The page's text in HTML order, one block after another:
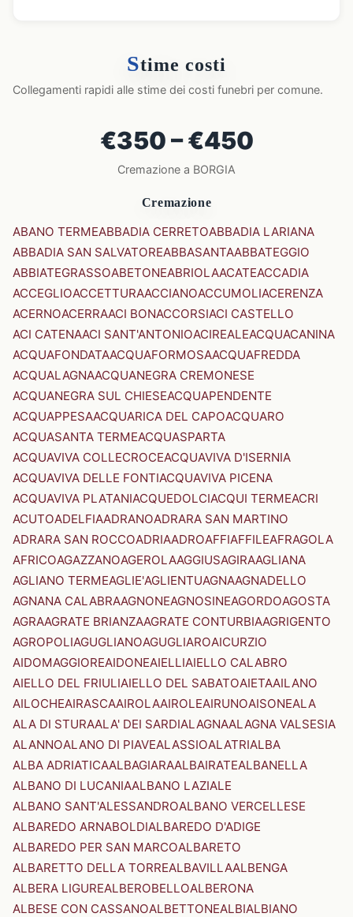
Stime costi
Collegamenti rapidi alle stime dei costi funebri per comune.
€350 – €450
Cremazione a BORGIA
Cremazione
ABANO TERMEABBADIA CERRETOABBADIA LARIANA
ABBADIA SAN SALVATOREABBASANTAABBATEGGIO
ABBIATEGRASSOABETONEABRIOLAACATEACCADIA
ACCEGLIOACCETTURAACCIANOACCUMOLIACERENZA
ACERNOACERRAACI BONACCORSIACI CASTELLO
ACI CATENAACI SANT'ANTONIOACIREALEACQUACANINA
ACQUAFONDATAACQUAFORMOSAACQUAFREDDA
ACQUALAGNAACQUANEGRA CREMONESE
ACQUANEGRA SUL CHIESEACQUAPENDENTE
ACQUAPPESAACQUARICA DEL CAPOACQUARO
ACQUASANTA TERMEACQUASPARTA
ACQUAVIVA COLLECROCEACQUAVIVA D'ISERNIA
ACQUAVIVA DELLE FONTIACQUAVIVA PICENA
ACQUAVIVA PLATANIACQUEDOLCIACQUI TERMEACRI
ACUTOADELFIAADRANOADRARA SAN MARTINO
ADRARA SAN ROCCOADRIAADROAFFIAFFILEAFRAGOLA
AFRICOAGAZZANOAGEROLAAGGIUSAGIRAAGLIANA
AGLIANO TERMEAGLIE'AGLIENTUAGNAAGNADELLO
AGNANA CALABRAAGNONEAGNOSINEAGORDOAGOSTA
AGRAAGRATE BRIANZAAGRATE CONTURBIAAGRIGENTO
AGROPOLIAGUGLIANOAGUGLIAROAICURZIO
AIDOMAGGIOREAIDONEAIELLIAIELLO CALABRO
AIELLO DEL FRIULIAIELLO DEL SABATOAIETAAILANO
AILOCHEAIRASCAAIROLAAIROLEAIRUNOAISONEALA
ALA DI STURAALA' DEI SARDIALAGNAALAGNA VALSESIA
ALANNOALANO DI PIAVEALASSIOALATRIALBA
ALBA ADRIATICAALBAGIARAALBAIRATEALBANELLA
ALBANO DI LUCANIAALBANO LAZIALE
ALBANO SANT'ALESSANDROALBANO VERCELLESE
ALBAREDO ARNABOLDIALBAREDO D'ADIGE
ALBAREDO PER SAN MARCOALBARETO
ALBARETTO DELLA TORREALBAVILLAALBENGA
ALBERA LIGUREALBEROBELLOALBERONA
ALBESE CON CASSANOALBETTONEALBIALBIANO